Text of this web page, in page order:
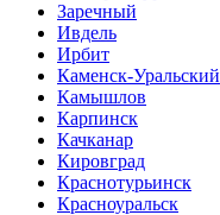
Заречный
Ивдель
Ирбит
Каменск-Уральский
Камышлов
Карпинск
Качканар
Кировград
Краснотурьинск
Красноуральск